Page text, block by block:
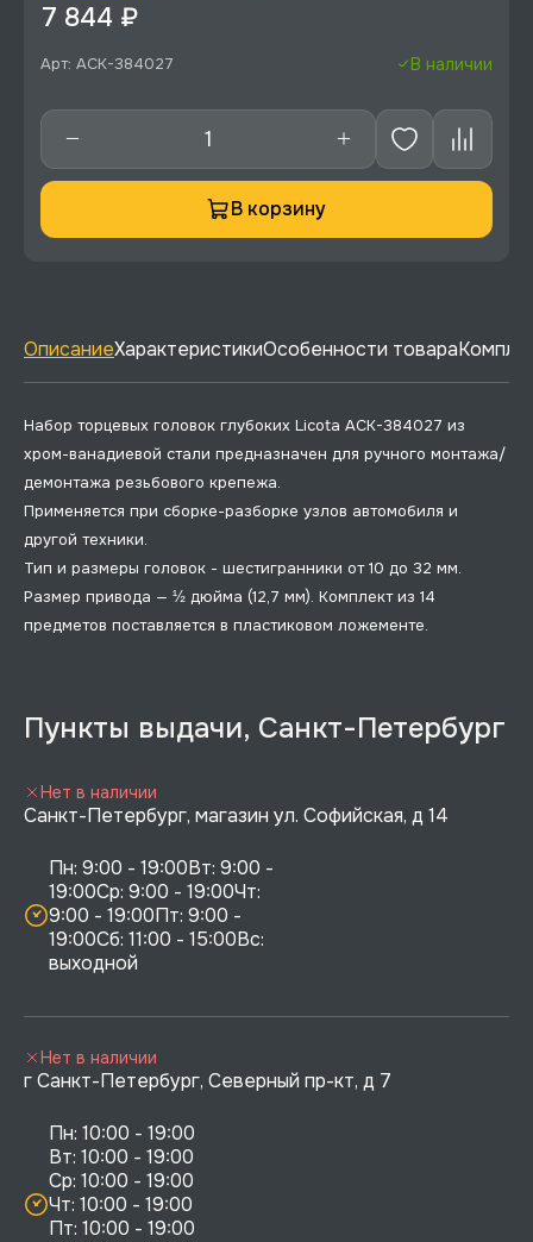
7 844 ₽
Арт: ACK-384027 В наличии
В корзину
ОписаниеХарактеристикиОсобенности товара
Набор торцевых головок глубоких Licota ACK-384027 из
хром-ванадиевой стали предназначен для ручного монтажа/
демонтажа резьбового крепежа.
Применяется при сборке-разборке узлов автомобиля и
другой техники.
Тип и размеры головок - шестигранники от 10 до 32 мм.
Размер привода — ½ дюйма (12,7 мм). Комплект из 14
предметов поставляется в пластиковом ложементе.
Пункты выдачи, Санкт-Петербург
Санкт-Петербург, магазин ул. Софийская, д 14
Пн: 9:00 - 19:00Вт: 9:00 -
19:00Ср: 9:00 - 19:00Чт:
9:00 - 19:00Пт: 9:00 -
19:00Сб: 11:00 - 15:00Вс:
выходной
Нет в наличии
г Санкт-Петербург, Северный пр-кт, д 7
Пн: 10:00 - 19:00
Вт: 10:00 - 19:00
Ср: 10:00 - 19:00
Чт: 10:00 - 19:00
Пт: 10:00 - 19:00
Нет в наличии